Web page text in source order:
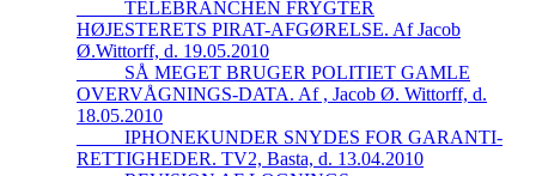
_____TELEBRANCHEN FRYGTER
HØJESTERETS PIRAT-AFGØRELSE. Af Jacob
Ø.Wittorff, d. 19.05.2010
_____SÅ MEGET BRUGER POLITIET GAMLE
OVERVÅGNINGS-DATA. Af , Jacob Ø. Wittorff, d.
18.05.2010
_____IPHONEKUNDER SNYDES FOR GARANTI-
RETTIGHEDER. TV2, Basta, d. 13.04.2010